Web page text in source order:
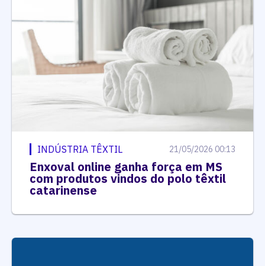
INDÚSTRIA TÊXTIL 21/05/2026 00:13
Enxoval online ganha força em MS
com produtos vindos do polo têxtil
catarinense